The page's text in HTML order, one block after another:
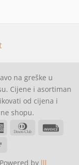
na greške u
Cijene i asortiman
od cijena i
shopu.
American Dinners
by lll